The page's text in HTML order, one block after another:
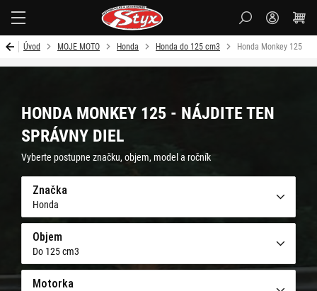
Úvod MOJE MOTO Honda Honda do 125 cm3 Honda Monkey 125
HONDA MONKEY 125 - NÁJDITE TEN
SPRÁVNY DIEL
Vyberte postupne značku, objem, model a ročník
Značka
Honda
Objem
Do 125 cm3
Motorka